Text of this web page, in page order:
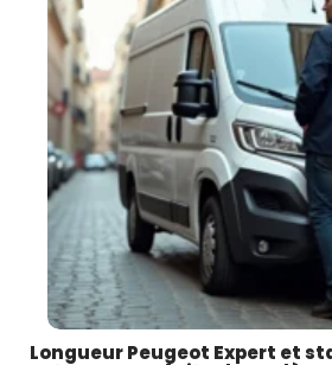
Longueur Peugeot Expert et